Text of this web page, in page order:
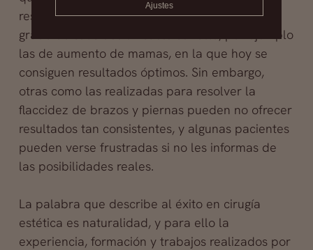
resultados. Hay intervenciones en las que el
grado de satisfacción suele ser alto, por ejemplo
las de aumento de mamas, en la que hoy se
consiguen resultados óptimos. Sin embargo,
otras como las realizadas para resolver la
flaccidez de brazos y piernas pueden no ofrecer
resultados tan consistentes, y algunas pacientes
pueden verse frustradas si no les informas de
las posibilidades reales.
La palabra que describe al éxito en cirugía
estética es naturalidad, y para ello la
experiencia, formación y trabajos realizados por
Ajustes